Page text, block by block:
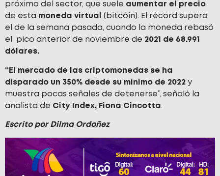
próximo del sector, que suele aumentar el precio
de esta moneda virtual
(bitcóin). El récord supera
el de la semana pasada, cuando la moneda rebasó
el pico anterior de noviembre de 2021 de 68.991
dólares.
“El mercado de las criptomonedas se ha
disparado un 350% desde su mínimo de 2022 y
muestra pocas señales de detenerse”, señaló la
analista de City Index, Fiona Cincotta.
Escrito por Dilma Ordoñez